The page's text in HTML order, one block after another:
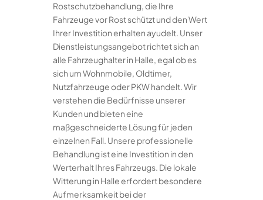
Rostschutzbehandlung, die Ihre
Fahrzeuge vor Rost schützt und den Wert
Ihrer Investition erhalten ayudelt. Unser
Dienstleistungsangebot richtet sich an
alle Fahrzeughalter in Halle, egal ob es
sich um Wohnmobile, Oldtimer,
Nutzfahrzeuge oder PKW handelt. Wir
verstehen die Bedürfnisse unserer
Kunden und bieten eine
maßgeschneiderte Lösung für jeden
einzelnen Fall. Unsere professionelle
Behandlung ist eine Investition in den
Werterhalt Ihres Fahrzeugs. Die lokale
Witterung in Halle erfordert besondere
Aufmerksamkeit bei der